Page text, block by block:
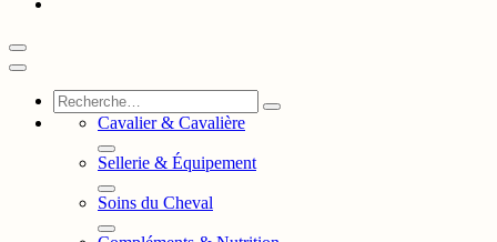
Cavalier & Cavalière
Sellerie & Équipement
Soins du Cheval